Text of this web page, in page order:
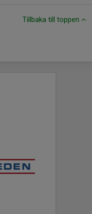
Tillbaka till toppen